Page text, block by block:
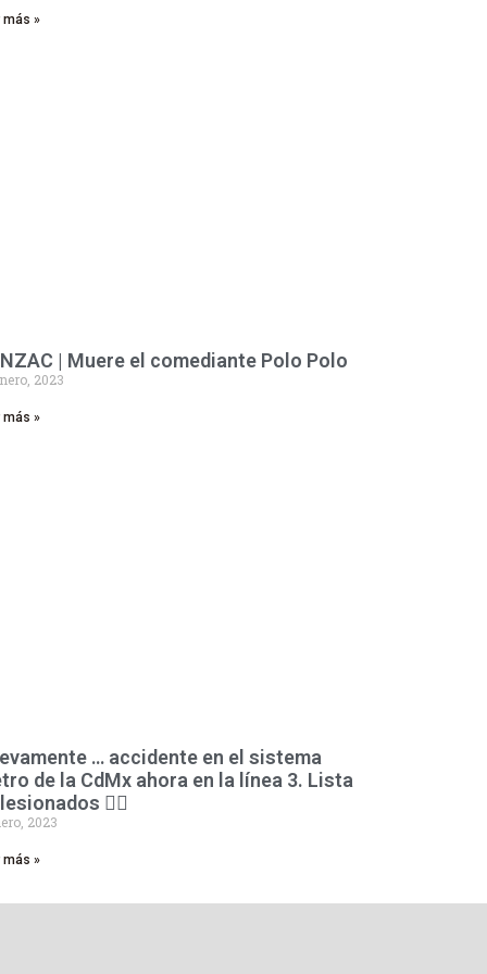
más »
| Muere el comediante Polo Polo
2023
más »
… accidente en el sistema
de la CdMx ahora en la línea 3. Lista
👇🏻
2023
más »